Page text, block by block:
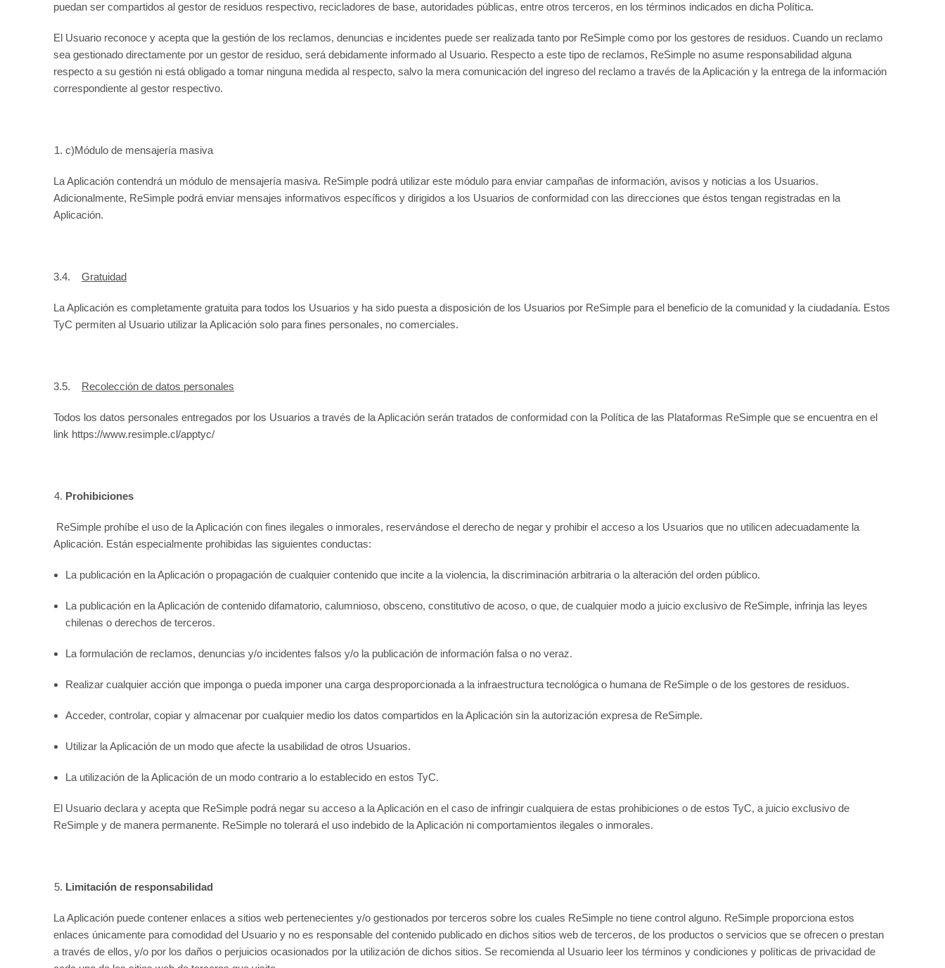
puedan ser compartidos al gestor de residuos respectivo, recicladores de base, autoridades públicas, entre otros terceros, en los términos indicados en dicha Política.
El Usuario reconoce y acepta que la gestión de los reclamos, denuncias e incidentes puede ser realizada tanto por ReSimple como por los gestores de residuos. Cuando un reclamo
sea gestionado directamente por un gestor de residuo, será debidamente informado al Usuario. Respecto a este tipo de reclamos, ReSimple no asume responsabilidad alguna
respecto a su gestión ni está obligado a tomar ninguna medida al respecto, salvo la mera comunicación del ingreso del reclamo a través de la Aplicación y la entrega de la información
correspondiente al gestor respectivo.
c)Módulo de mensajería masiva
La Aplicación contendrá un módulo de mensajería masiva. ReSimple podrá utilizar este módulo para enviar campañas de información, avisos y noticias a los Usuarios.
Adicionalmente, ReSimple podrá enviar mensajes informativos específicos y dirigidos a los Usuarios de conformidad con las direcciones que éstos tengan registradas en la
Aplicación.
3.4. Gratuidad
La Aplicación es completamente gratuita para todos los Usuarios y ha sido puesta a disposición de los Usuarios por ReSimple para el beneficio de la comunidad y la ciudadanía. Estos
TyC permiten al Usuario utilizar la Aplicación solo para fines personales, no comerciales.
3.5. Recolección de datos personales
Todos los datos personales entregados por los Usuarios a través de la Aplicación serán tratados de conformidad con la Política de las Plataformas ReSimple que se encuentra en el
link https://www.resimple.cl/apptyc/
Prohibiciones
ReSimple prohíbe el uso de la Aplicación con fines ilegales o inmorales, reservándose el derecho de negar y prohibir el acceso a los Usuarios que no utilicen adecuadamente la
Aplicación. Están especialmente prohibidas las siguientes conductas:
La publicación en la Aplicación o propagación de cualquier contenido que incite a la violencia, la discriminación arbitraria o la alteración del orden público.
La publicación en la Aplicación de contenido difamatorio, calumnioso, obsceno, constitutivo de acoso, o que, de cualquier modo a juicio exclusivo de ReSimple, infrinja las leyes
chilenas o derechos de terceros.
La formulación de reclamos, denuncias y/o incidentes falsos y/o la publicación de información falsa o no veraz.
Realizar cualquier acción que imponga o pueda imponer una carga desproporcionada a la infraestructura tecnológica o humana de ReSimple o de los gestores de residuos.
Acceder, controlar, copiar y almacenar por cualquier medio los datos compartidos en la Aplicación sin la autorización expresa de ReSimple.
Utilizar la Aplicación de un modo que afecte la usabilidad de otros Usuarios.
La utilización de la Aplicación de un modo contrario a lo establecido en estos TyC.
El Usuario declara y acepta que ReSimple podrá negar su acceso a la Aplicación en el caso de infringir cualquiera de estas prohibiciones o de estos TyC, a juicio exclusivo de
ReSimple y de manera permanente. ReSimple no tolerará el uso indebido de la Aplicación ni comportamientos ilegales o inmorales.
Limitación de responsabilidad
La Aplicación puede contener enlaces a sitios web pertenecientes y/o gestionados por terceros sobre los cuales ReSimple no tiene control alguno. ReSimple proporciona estos
enlaces únicamente para comodidad del Usuario y no es responsable del contenido publicado en dichos sitios web de terceros, de los productos o servicios que se ofrecen o prestan
a través de ellos, y/o por los daños o perjuicios ocasionados por la utilización de dichos sitios. Se recomienda al Usuario leer los términos y condiciones y políticas de privacidad de